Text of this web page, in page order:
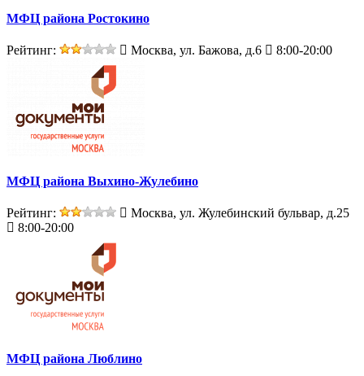
МФЦ района Ростокино
Рейтинг: Москва, ул. Бажова, д.6 8:00-20:00
МФЦ района Выхино-Жулебино
Рейтинг:
Москва, ул. Жулебинский бульвар, д.25
8:00-20:00
МФЦ района Люблино